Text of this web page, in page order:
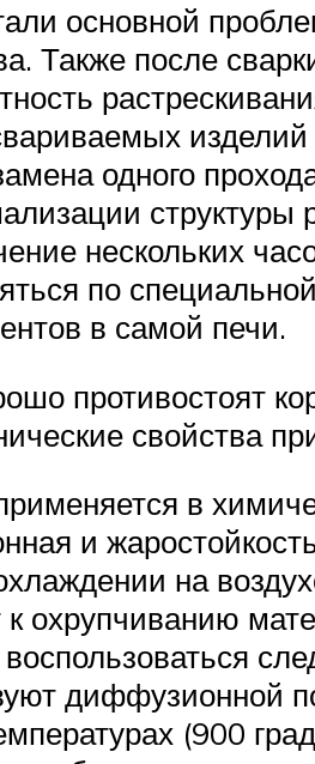
основной
Также после
одного
структуры
нескольких
по
в самой печи.
противостоят
свойства
в
и
на
охрупчиванию
диффузионной
(900